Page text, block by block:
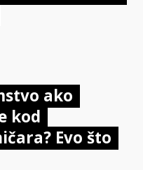
ako
kod
Evo što